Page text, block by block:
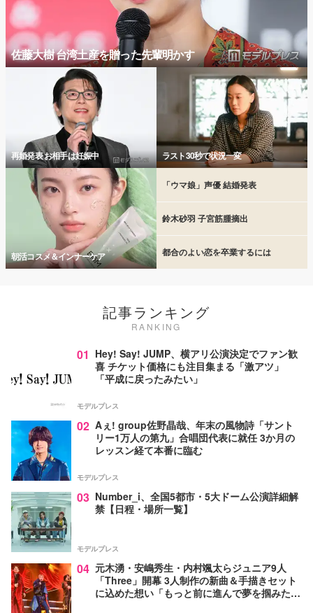
佐藤大樹 台湾土産を贈った先輩明かす
再婚発表 お相手は妊娠中 ラスト30秒で状況一変
朝活コスメ＆インナーケア
「ウマ娘」声優 結婚発表
鈴木砂羽 子宮筋腫摘出
都合のよい恋を卒業するには
記事ランキング
RANKING
01 Hey! Say! JUMP、横アリ公演決定でファン歓
喜 チケット価格にも注目集まる「激アツ」
「平成に戻ったみたい」
モデルプレス
02 Aぇ! group佐野晶哉、年末の風物詩「サント
リー1万人の第九」合唱団代表に就任 3か月の
レッスン経て本番に臨む
モデルプレス
03 Number_i、全国5都市・5大ドーム公演詳細解
禁【日程・場所一覧】
モデルプレス
04 元木湧・安嶋秀生・内村颯太らジュニア9人
「Three」開幕 3人制作の新曲＆手描きセット
に込めた想い「もっと前に進んで夢を掴みた